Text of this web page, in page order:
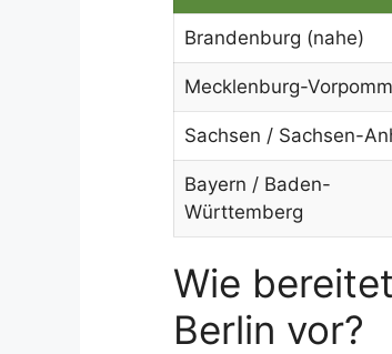
Brandenburg (nahe)
Mecklenburg-
Sachsen / Sachsen-
Bayern / Baden-
Württemberg
Wie
Berlin vor?